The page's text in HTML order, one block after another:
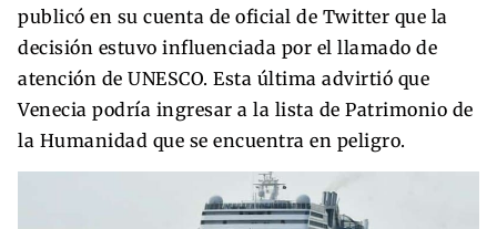
publicó en su cuenta de oficial de Twitter que la
decisión estuvo influenciada por el llamado de
atención de UNESCO. Esta última advirtió que
Venecia podría ingresar a la lista de Patrimonio de
la Humanidad que se encuentra en peligro.